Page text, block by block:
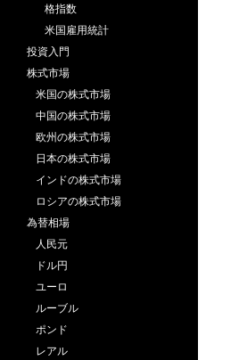
格指数
米国雇用統計
投資入門
株式市場
米国の株式市場
中国の株式市場
欧州の株式市場
日本の株式市場
インドの株式市場
ロシアの株式市場
為替相場
人民元
ドル円
ユーロ
ルーブル
ポンド
レアル